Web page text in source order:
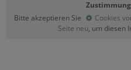
Bitte akzeptieren Sie
Cookies
Seite neu, um diesen